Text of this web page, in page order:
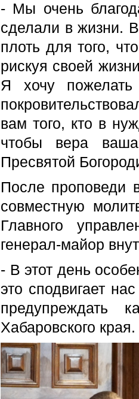
- Мы очень
сделали в жизни.
плоть для того,
рискуя своей
Я хочу пожелать
вам того, кто в
чтобы вера
Пресвятой
После проповеди
совместную
Главного
генерал-майор
- В этот день
это сподвигает
предупреждать
Хабаровского края.